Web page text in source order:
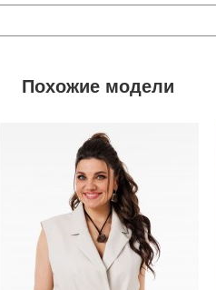
Похожие модели